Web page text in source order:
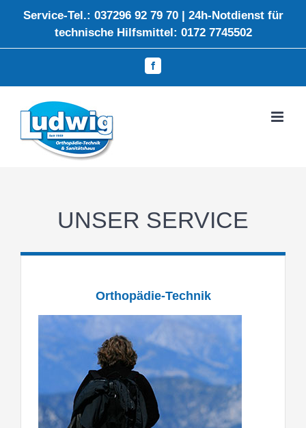
Service-Tel.: 037296 92 79 70 | 24h-Notdienst für
technische Hilfsmittel: 0172 7745502
Facebook
UNSER SERVICE
Orthopädie-Technik